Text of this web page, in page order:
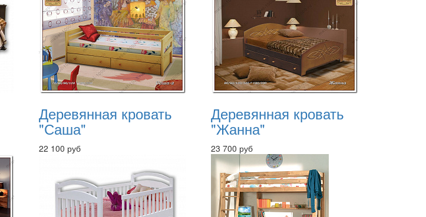
Деревянная кровать
"Саша"
22 100 руб
Деревянная кровать
"Жанна"
23 700 руб